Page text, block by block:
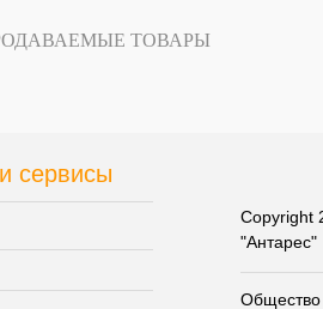
В
ТОВАРЫ
сервисы
"Антарес"
Общество